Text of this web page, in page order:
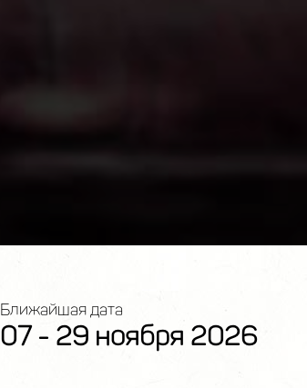
Ближайшая дата
07 - 29 ноября 2026